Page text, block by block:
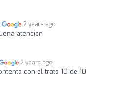
2 years ago
atencion
2 years ago
con el trato 10 de 10